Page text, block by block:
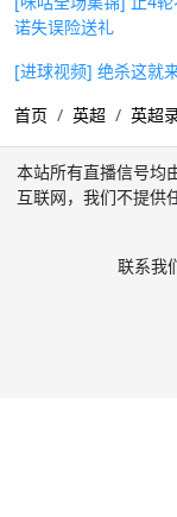
诺失误险送礼
[进球视频] 绝杀这就
首页
英超 英超
本站所有直播信号均
互联网，我们不提供
联系我